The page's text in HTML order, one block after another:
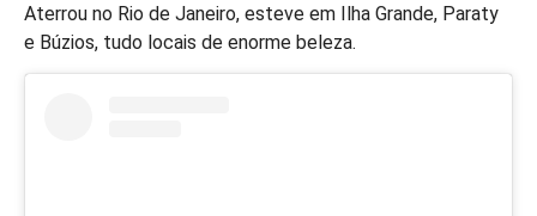
Aterrou no Rio de Janeiro, esteve em Ilha Grande, Paraty
e Búzios, tudo locais de enorme beleza.